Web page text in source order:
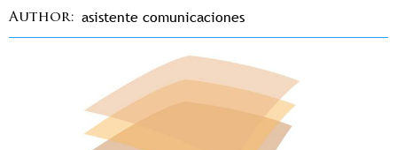
Author asistente comunicaciones